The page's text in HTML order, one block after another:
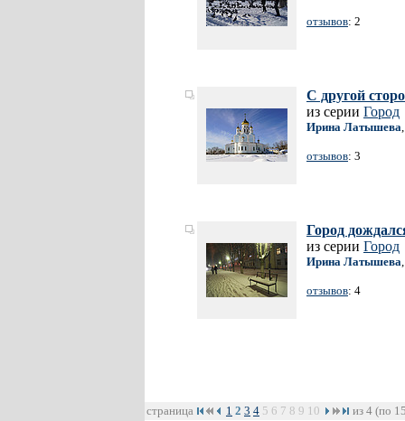
отзывов: 2
С другой
из серии Город
Ирина Латышева
отзывов: 3
Город
из серии Город
Ирина Латышева
отзывов: 4
страница 1 2 3 4 5 6 7 8 9 10 из 4 (по